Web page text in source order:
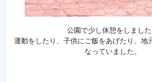
公園で少し休憩をしました
運動をしたり、子供にご飯をあげたり、地
なっていました。